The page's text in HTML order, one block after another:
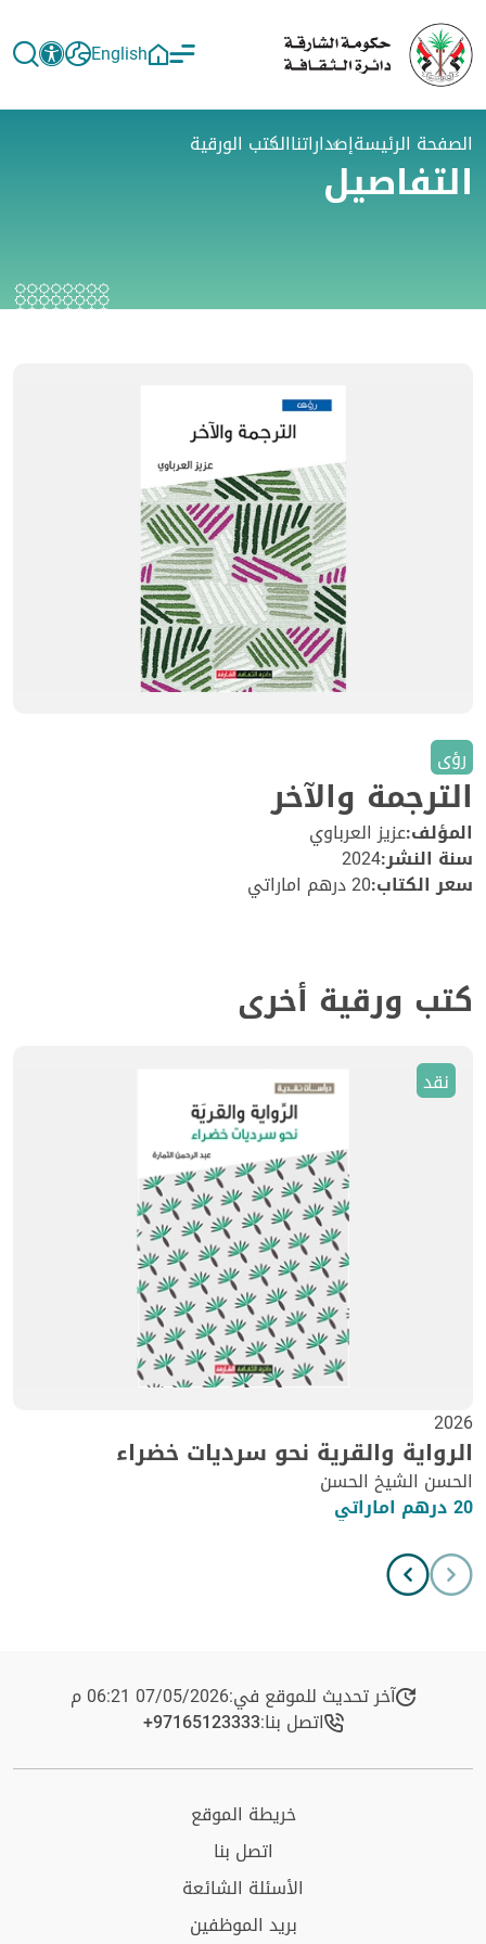
English
الصفحة الرئيسةإصداراتناالكتب الورقية
التفاصيل
رؤى
الترجمة والآخر
المؤلف:عزيز العرباوي
سنة النشر:2024
سعر الكتاب:20 درهم اماراتي
كتب ورقية أخرى
نقد
2026
الرواية والقرية نحو سرديات خضراء
الحسن الشيخ الحسن
20 درهم اماراتي
آخر تحديث للموقع في:07/05/2026 06:21 م
اتصل بنا:+97165123333​
خريطة الموقع
اتصل بنا
الأسئلة الشائعة
بريد الموظفين